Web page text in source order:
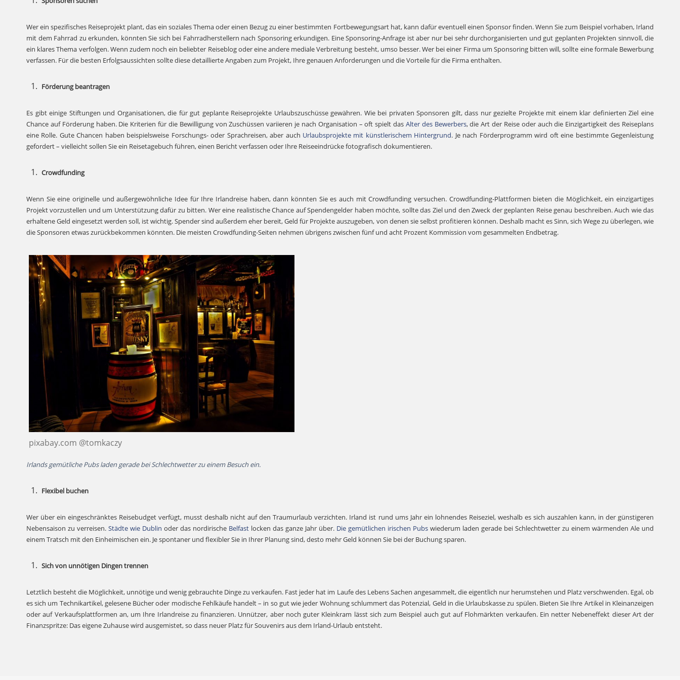
Wer ein spezifisches Reiseprojekt plant, das ein soziales Thema oder einen Bezug zu einer bestimmten Fortbewegungsart hat, kann dafür eventuell einen Sponsor finden. Wenn Sie zum Beispiel vorhaben, Irland
mit dem Fahrrad zu erkunden, könnten Sie sich bei Fahrradherstellern nach Sponsoring erkundigen. Eine Sponsoring-Anfrage ist aber nur bei sehr durchorganisierten und gut geplanten Projekten sinnvoll, die
ein klares Thema verfolgen. Wenn zudem noch ein beliebter Reiseblog oder eine andere mediale Verbreitung besteht, umso besser. Wer bei einer Firma um Sponsoring bitten will, sollte eine formale Bewerbung
verfassen. Für die besten Erfolgsaussichten sollte diese detaillierte Angaben zum Projekt, Ihre genauen Anforderungen und die Vorteile für die Firma enthalten.
Förderung beantragen
Es gibt einige Stiftungen und Organisationen, die für gut geplante Reiseprojekte Urlaubszuschüsse gewähren. Wie bei privaten Sponsoren gilt, dass nur gezielte Projekte mit einem klar definierten Ziel eine
Chance auf Förderung haben. Die Kriterien für die Bewilligung von Zuschüssen variieren je nach Organisation – oft spielt das Alter des Bewerbers, die Art der Reise oder auch die Einzigartigkeit des Reiseplans
eine Rolle. Gute Chancen haben beispielsweise Forschungs- oder Sprachreisen, aber auch Urlaubsprojekte mit künstlerischem Hintergrund. Je nach Förderprogramm wird oft eine bestimmte Gegenleistung
gefordert – vielleicht sollen Sie ein Reisetagebuch führen, einen Bericht verfassen oder Ihre Reiseeindrücke fotografisch dokumentieren.
Crowdfunding
Wenn Sie eine originelle und außergewöhnliche Idee für Ihre Irlandreise haben, dann könnten Sie es auch mit Crowdfunding versuchen. Crowdfunding-Plattformen bieten die Möglichkeit, ein einzigartiges
Projekt vorzustellen und um Unterstützung dafür zu bitten. Wer eine realistische Chance auf Spendengelder haben möchte, sollte das Ziel und den Zweck der geplanten Reise genau beschreiben. Auch wie das
erhaltene Geld eingesetzt werden soll, ist wichtig. Spender sind außerdem eher bereit, Geld für Projekte auszugeben, von denen sie selbst profitieren können. Deshalb macht es Sinn, sich Wege zu überlegen, wie
die Sponsoren etwas zurückbekommen könnten. Die meisten Crowdfunding-Seiten nehmen übrigens zwischen fünf und acht Prozent Kommission vom gesammelten Endbetrag.
pixabay.com @tomkaczy
Irlands gemütliche Pubs laden gerade bei Schlechtwetter zu einem Besuch ein.
Flexibel buchen
Wer über ein eingeschränktes Reisebudget verfügt, musst deshalb nicht auf den Traumurlaub verzichten. Irland ist rund ums Jahr ein lohnendes Reiseziel, weshalb es sich auszahlen kann, in der günstigeren
Nebensaison zu verreisen. Städte wie Dublin oder das nordirische Belfast locken das ganze Jahr über. Die gemütlichen irischen Pubs wiederum laden gerade bei Schlechtwetter zu einem wärmenden Ale und
einem Tratsch mit den Einheimischen ein. Je spontaner und flexibler Sie in Ihrer Planung sind, desto mehr Geld können Sie bei der Buchung sparen.
Sich von unnötigen Dingen trennen
Letztlich besteht die Möglichkeit, unnötige und wenig gebrauchte Dinge zu verkaufen. Fast jeder hat im Laufe des Lebens Sachen angesammelt, die eigentlich nur herumstehen und Platz verschwenden. Egal, ob
es sich um Technikartikel, gelesene Bücher oder modische Fehlkäufe handelt – in so gut wie jeder Wohnung schlummert das Potenzial, Geld in die Urlaubskasse zu spülen. Bieten Sie Ihre Artikel in Kleinanzeigen
oder auf Verkaufsplattformen an, um Ihre Irlandreise zu finanzieren. Unnützer, aber noch guter Kleinkram lässt sich zum Beispiel auch gut auf Flohmärkten verkaufen. Ein netter Nebeneffekt dieser Art der
Finanzspritze: Das eigene Zuhause wird ausgemistet, so dass neuer Platz für Souvenirs aus dem Irland-Urlaub entsteht.